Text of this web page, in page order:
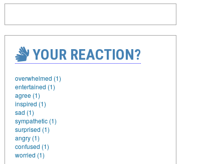
YOUR REACTION?
overwhelmed (1)
entertained (1)
agree (1)
inspired (1)
sad (1)
sympathetic (1)
surprised (1)
angry (1)
confused (1)
worried (1)